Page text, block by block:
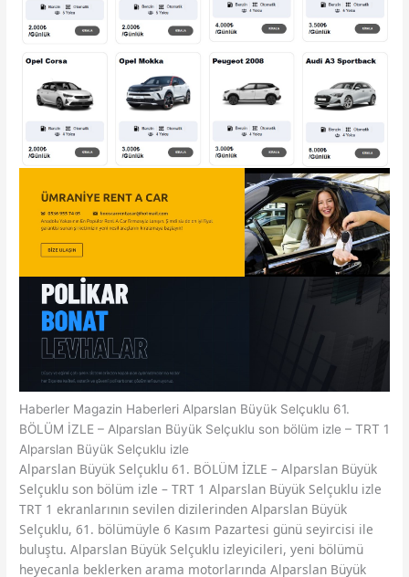
Haberler Magazin HaberleriAlparslan Büyük Selçuklu 61.
BÖLÜM İZLE – Alparslan Büyük Selçuklu son bölüm izle – TRT 1
Alparslan Büyük Selçuklu izle
Alparslan Büyük Selçuklu 61. BÖLÜM İZLE – Alparslan Büyük
Selçuklu son bölüm izle – TRT 1 Alparslan Büyük Selçuklu izle
TRT 1 ekranlarının sevilen dizilerinden Alparslan Büyük
Selçuklu, 61. bölümüyle 6 Kasım Pazartesi günü seyircisi ile
buluştu. Alparslan Büyük Selçuklu izleyicileri, yeni bölümü
heyecanla beklerken arama motorlarında Alparslan Büyük